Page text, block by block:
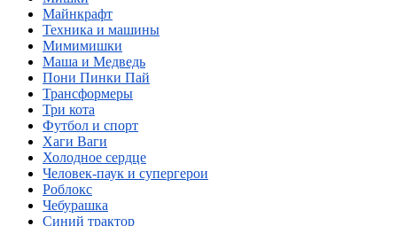
Майнкрафт
Техника и машины
Мимимишки
Маша и Медведь
Пони Пинки Пай
Трансформеры
Три кота
Футбол и спорт
Хаги Ваги
Холодное сердце
Человек-паук и супергерои
Роблокс
Чебурашка
Синий трактор